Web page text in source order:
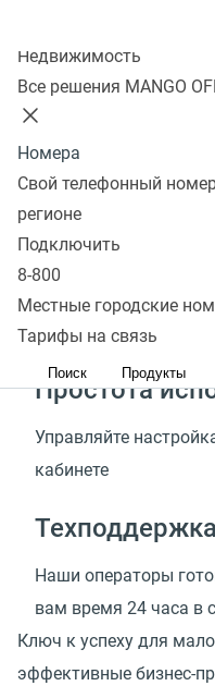
Недвижимость
Все решения MANGO
Номера
Свой телефонный
регионе
Подключить
8-800
Местные городские
Тарифы на связь
Поиск Продукты
Быстрый старт
Подключить
для бизнеса и начать
можно за 15 минут
Стабильная
MANGO OFFICE
и предоставляет
для бизнес-телефонии
Простота
Управляйте
кабинете
Наши операторы
вам время 24 часа в
Ключ к успеху для
эффективные бизнес-